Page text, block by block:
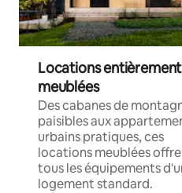
Locations entièrement
meublées
Des cabanes de
paisibles aux
urbains pratiques, ces
locations meublées
tous les équipements
logement standard.